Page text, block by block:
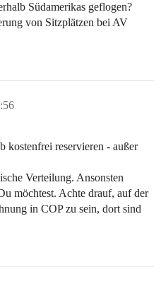
Südamerikas geflogen?
von Sitzplätzen bei AV
reservieren - außer
Verteilung. Ansonsten
möchtest. Achte drauf, auf der
in COP zu sein, dort sind